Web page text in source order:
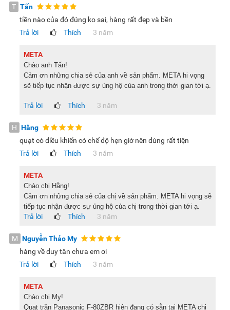
T Tấn
tiền nào của đó đúng ko sai, hàng rất đẹp và bền
Trả lời
Thích 3 năm
META
Chào anh Tấn!
Cảm ơn những chia sẻ của anh về sản phẩm. META hi vọng
sẽ tiếp tục nhận được sự ủng hộ của anh trong thời gian tới ạ.
Trả lời Thích 3 năm
H Hằng
quạt có điều khiển có chế độ hẹn giờ nên dùng rất tiện
Trả lời
Thích 3 năm
META
Chào chị Hằng!
Cảm ơn những chia sẻ của chị về sản phẩm. META hi vọng sẽ
tiếp tục nhận được sự ủng hộ của chị trong thời gian tới ạ.
Trả lời Thích 3 năm
M Nguyễn Thảo My
hàng về duy tân chưa em ơi
Trả lời
Thích 3 năm
META
Chào chị My!
Quạt trần Panasonic F‑80ZBR hiện đang có sẵn tại META chị